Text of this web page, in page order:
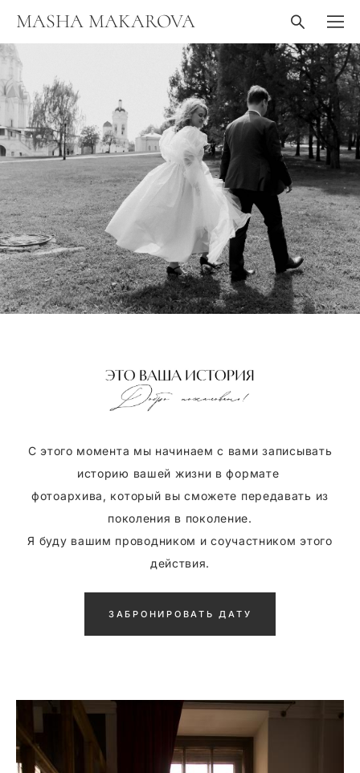
MASHA MAKAROVA
С этого момента мы начинаем с вами записывать
историю вашей жизни в формате
фотоархива, который вы сможете передавать из
поколения в поколение.
Я буду вашим проводником и соучастником этого
действия.
ЗАБРОНИРОВАТЬ ДАТУ